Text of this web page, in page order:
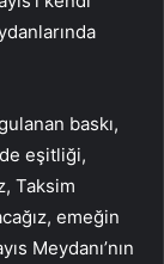
baskı,
eşitliği,
Taksim
emeğin
Meydanı’nın